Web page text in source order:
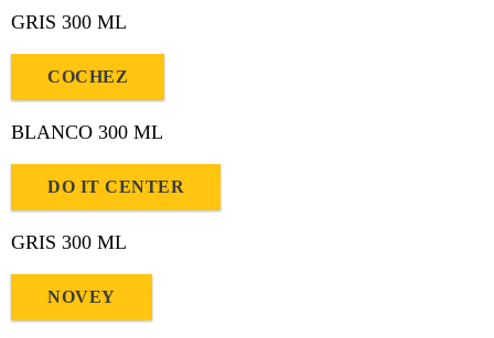
GRIS 300 ML
COCHEZ
BLANCO 300 ML
DO IT CENTER
GRIS 300 ML
NOVEY